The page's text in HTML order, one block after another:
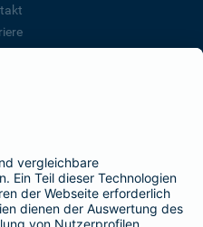
BarmeniaGothaer
SEITEN